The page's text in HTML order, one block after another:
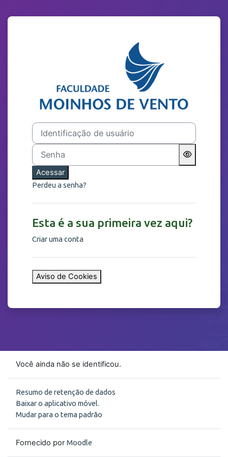
Acesso a Cursos Projetos
Identificação de usuário
Senha
Acessar
Perdeu a senha?
Esta é a sua primeira vez aqui?
Criar uma conta
Aviso de Cookies
Você ainda não se identificou.
Resumo de retenção de dados
Baixar o aplicativo móvel.
Mudar para o tema padrão
Fornecido porMoodle